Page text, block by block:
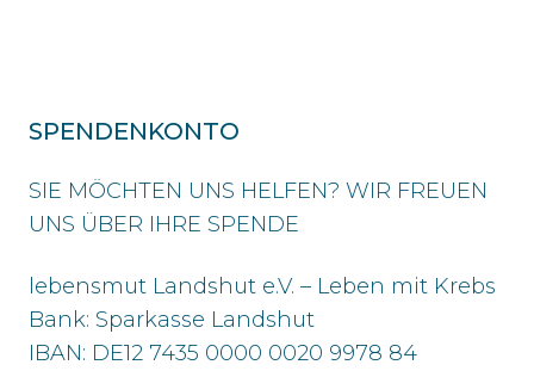
SPENDENKONTO
SIE MÖCHTEN UNS HELFEN? WIR FREUEN
UNS ÜBER IHRE SPENDE
lebensmut Landshut e.V. – Leben mit Krebs
Bank: Sparkasse Landshut
IBAN: DE12 7435 0000 0020 9978 84